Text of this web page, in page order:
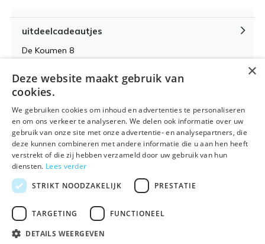
uitdeelcadeautjes
De Koumen 8
KvK-nummer 14087571
BTW-nummer NL 815399145 B01
© 2026 - Powered by
Algemene voorwaarden RSS-feed
×
Deze website maakt gebruik van
cookies.
We gebruiken cookies om inhoud en advertenties te personaliseren
en om ons verkeer te analyseren. We delen ook informatie over uw
gebruik van onze site met onze advertentie- en analysepartners, die
deze kunnen combineren met andere informatie die u aan hen heeft
verstrekt of die zij hebben verzameld door uw gebruik van hun
diensten. Lees verder
STRIKT NOODZAKELIJK
PRESTATIE
TARGETING FUNCTIONEEL
DETAILS WEERGEVEN